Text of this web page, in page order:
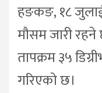
हङकङ, १८
मौसम जारी
तापक्रम ३५
गरिएको छ।